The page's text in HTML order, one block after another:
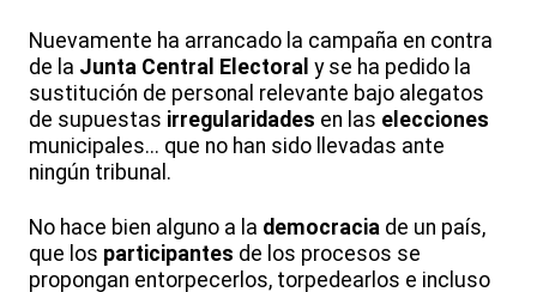
Nuevamente ha arrancado la campaña en contra
de la Junta Central Electoral y se ha pedido la
sustitución de personal relevante bajo alegatos
de supuestas irregularidades en las elecciones
municipales... que no han sido llevadas ante
ningún tribunal.
No hace bien alguno a la democracia de un país,
que los participantes de los procesos se
propongan entorpecerlos, torpedearlos e incluso